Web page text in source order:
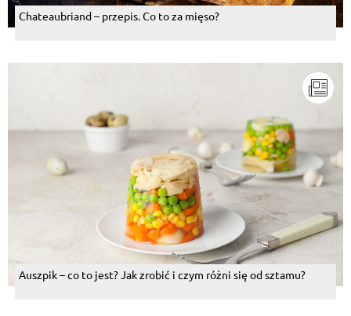
Chateaubriand – przepis. Co to za mięso?
Auszpik – co to jest? Jak zrobić i czym różni się od sztamu?